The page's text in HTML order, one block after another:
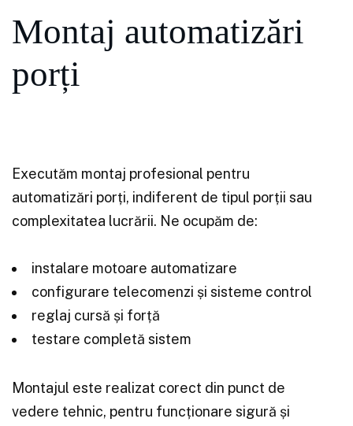
Montaj automatizări
porți
Executăm montaj profesional pentru
automatizări porți, indiferent de tipul porții sau
complexitatea lucrării. Ne ocupăm de:
instalare motoare automatizare
configurare telecomenzi și sisteme control
reglaj cursă și forță
testare completă sistem
Montajul este realizat corect din punct de
vedere tehnic, pentru funcționare sigură și